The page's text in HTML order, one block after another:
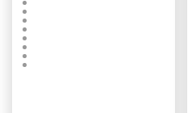
обувь
для обуви